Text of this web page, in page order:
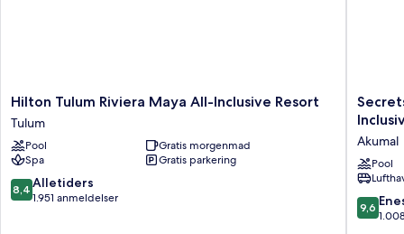
Hilton
Tulum
Riviera
Maya
All-
Inclusive
Resort
Hilton Tulum Riviera Maya All-Inclusive Resort
Tulum
Pool
Gratis morgenmad
Spa
Gratis parkering
8.4
ud
8,4 Alletiders
1.951 anmeldelser
Secrets
Akumal
Maya
-
Adults
Only
-
Akumal
Pool
9.6
ud
9,6